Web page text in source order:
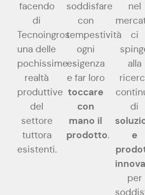
facendo
di
Tecnoingros
una delle
pochissime
realtà
produttive
del
settore
tuttora
esistenti.
soddisfare
con
tempestività
ogni
esigenza
e far loro
toccare
con
mano il
prodotto.
nel
ci
alla
di
e
per